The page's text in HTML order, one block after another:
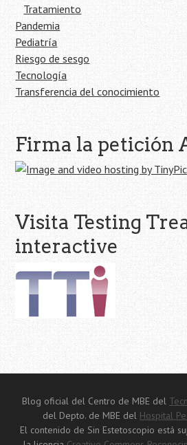
Tratamiento
Pandemia
Pediatría
Riesgo de sesgo
Tecnología
Transferencia del conocimiento
Firma la petición
Visita Testing
interactive
Blog oficial del Centro de MBE del
del Depto. de MBE del Hospital
El contenido de Sin Estetoscopio está